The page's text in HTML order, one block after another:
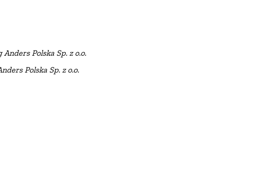
Polska Sp. z o.o.
Polska Sp. z o.o.